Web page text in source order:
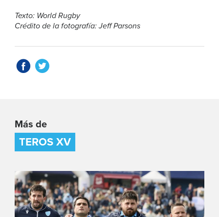
Texto: World Rugby
Crédito de la fotografía: Jeff Parsons
Más de
TEROS XV